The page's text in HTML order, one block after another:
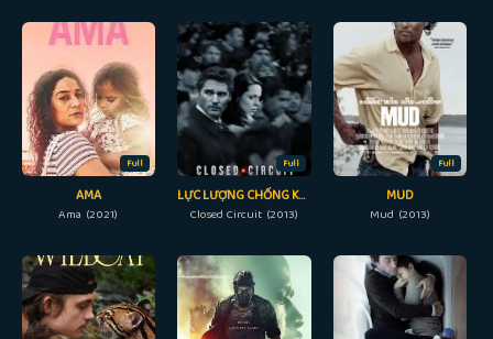
Full
AMA
Ama (2021)
Full
LỰC LƯỢNG CHỐNG KHỦNG BỐ
Closed Circuit (2013)
Full
MUD
Mud (2013)